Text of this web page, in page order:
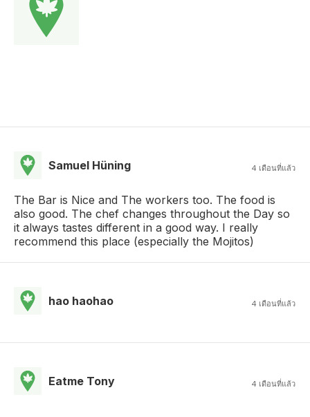
Samuel Hüning 4 เดือนที่แล้ว
The Bar is Nice and The workers too. The food is
also good. The chef changes throughout the Day so
it always tastes different in a good way. I really
recommend this place (especially the Mojitos)
hao haohao 4 เดือนที่แล้ว
Eatme Tony 4 เดือนที่แล้ว